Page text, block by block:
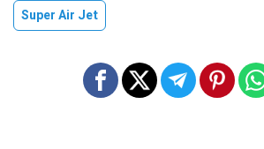
Super Air Jet